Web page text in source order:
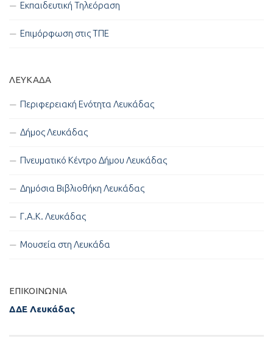
Εκπαιδευτική Τηλεόραση
Επιμόρφωση στις ΤΠΕ
ΛΕΥΚΑΔΑ
Περιφερειακή Ενότητα Λευκάδας
Δήμος Λευκάδας
Πνευματικό Κέντρο Δήμου Λευκάδας
Δημόσια Βιβλιοθήκη Λευκάδας
Γ.Α.Κ. Λευκάδας
Μουσεία στη Λευκάδα
ΕΠΙΚΟΙΝΩΝΊΑ
ΔΔΕ Λευκάδας